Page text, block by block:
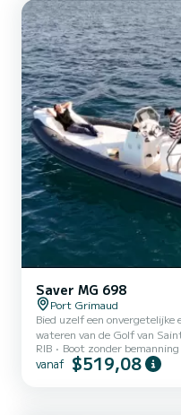
Saver MG 698
Port Grimaud
Bied uzelf een onvergetelijke
wateren van de Golf van
lange semi-rigide Saver MG
uitgerust met een 250 PK
RIB Boot zonder bemanning
vanaf $519,08